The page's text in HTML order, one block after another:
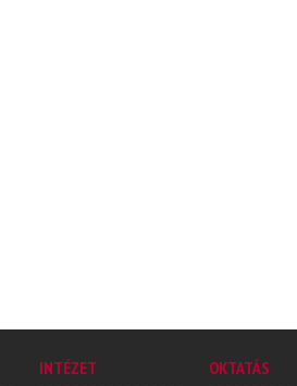
INTÉZET
OKTATÁS